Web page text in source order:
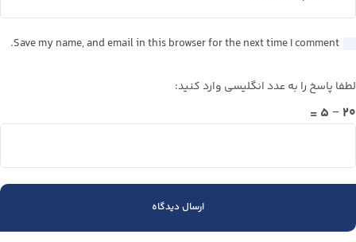
Save my name, and email in this browser for the next time I comment.
لطفا پاسخ را به عدد انگلیسی وارد کنید:
۲۰ − ۵ =